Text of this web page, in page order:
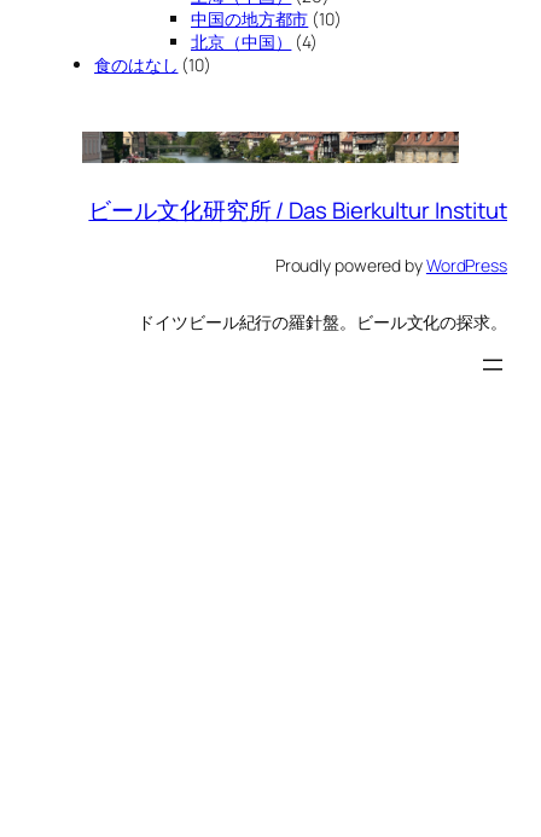
中国の地方都市 (10)
北京（中国）
(4)
食のはなし (10)
ビール文化研究所 / Das Bierkultur Institut
Proudly powered byWordPress
ドイツビール紀行の羅針盤。ビール文化の探求。